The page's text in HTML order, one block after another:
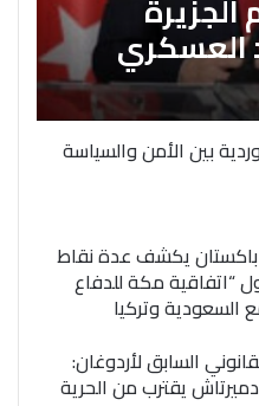
العسكري
بين الأمن والسياسة
باكستان يكشف عدة نقاط
“اتفاقية مكة للدفاع
السعودية وتركيا
السابق لأردوغان:
يقترب من الحرية